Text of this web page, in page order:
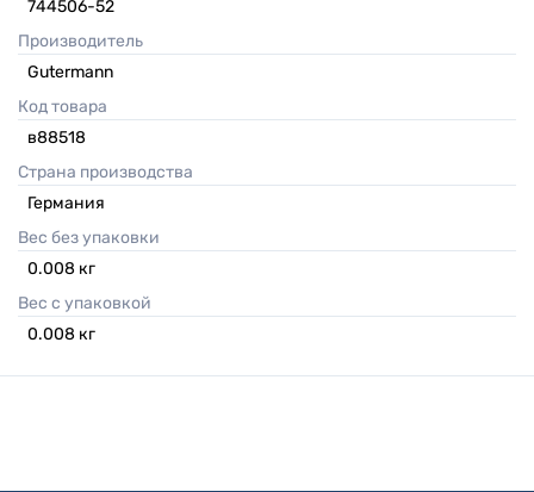
744506-52
Производитель
Gutermann
Код товара
в88518
Страна производства
Германия
Вес без упаковки
0.008 кг
Вес с упаковкой
0.008 кг